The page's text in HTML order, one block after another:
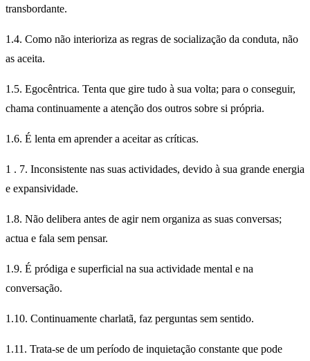
transbordante.
1.4. Como não interioriza as regras de socialização da conduta, não
as aceita.
1.5. Egocêntrica. Tenta que gire tudo à sua volta; para o conseguir,
chama continuamente a atenção dos outros sobre si própria.
1.6. É lenta em aprender a aceitar as críticas.
1 . 7. Inconsistente nas suas actividades, devido à sua grande energia
e expansividade.
1.8. Não delibera antes de agir nem organiza as suas conversas;
actua e fala sem pensar.
1.9. É pródiga e superficial na sua actividade mental e na
conversação.
1.10. Continuamente charlatã, faz perguntas sem sentido.
1.11. Trata-se de um período de inquietação constante que pode